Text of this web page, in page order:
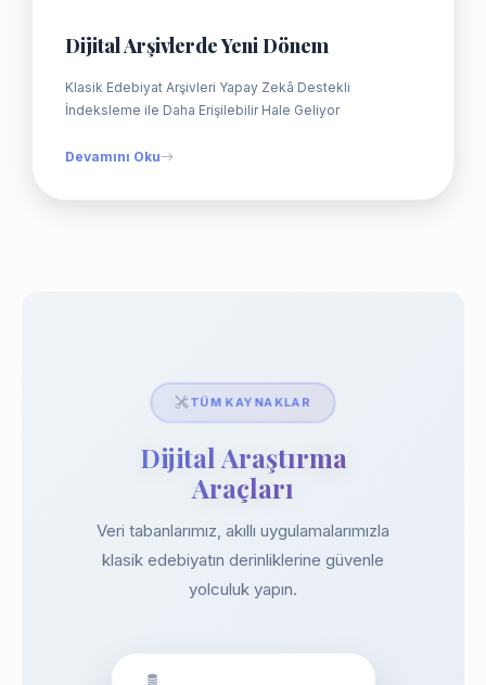
Dijital Arşivlerde Yeni Dönem
Klasik Edebiyat Arşivleri Yapay Zekâ Destekli
İndeksleme ile Daha Erişilebilir Hale Geliyor
Devamını Oku
TÜM KAYNAKLAR
Dijital Araştırma
Araçları
Veri tabanlarımız, akıllı uygulamalarımızla
klasik edebiyatın derinliklerine güvenle
yolculuk yapın.